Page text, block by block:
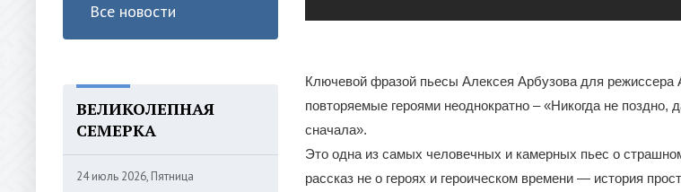
Все новости
ВЕЛИКОЛЕПНАЯ
СЕМЕРКА
24 июль 2026, Пятница
Ключевой фразой пьесы Алексея Арбузова для режиссера
повторяемые героями неоднократно – «Никогда не поздно,
сначала».
Это одна из самых человечных и камерных пьес о
рассказ не о героях и героическом времени — история